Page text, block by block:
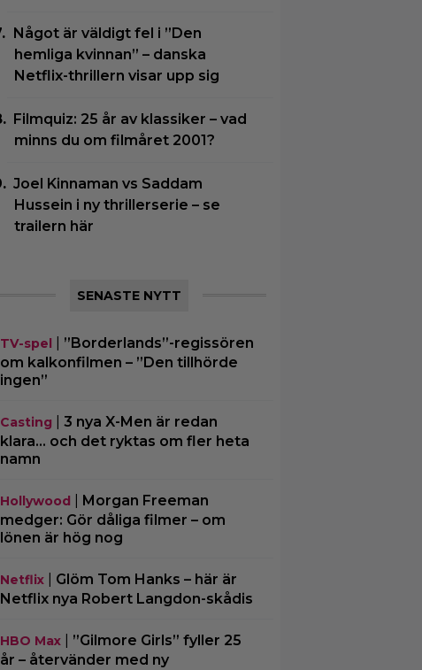
Något är väldigt fel i ”Den
hemliga kvinnan” – danska
Netflix-thrillern visar upp sig
Filmquiz: 25 år av klassiker – vad
minns du om filmåret 2001?
Joel Kinnaman vs Saddam
Hussein i ny thrillerserie – se
trailern här
SENASTE NYTT
TV-spel
”Borderlands”-regissören
om kalkonfilmen – ”Den tillhörde
ingen”
Casting
3 nya X-Men är redan
klara… och det ryktas om fler heta
namn
Hollywood
Morgan Freeman
medger: Gör dåliga filmer – om
lönen är hög nog
Netflix| Glöm Tom Hanks – här är
Netflix nya Robert Langdon-skådis
HBO Max| ”Gilmore Girls” fyller 25
år – återvänder med ny